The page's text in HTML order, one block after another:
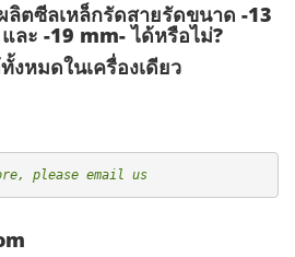
ลิตซีลเหล็กรัดสายรัดขนาด -13
ละ -19 mm- ได้หรือไม่?
หมดในเครื่องเดียว
please email us